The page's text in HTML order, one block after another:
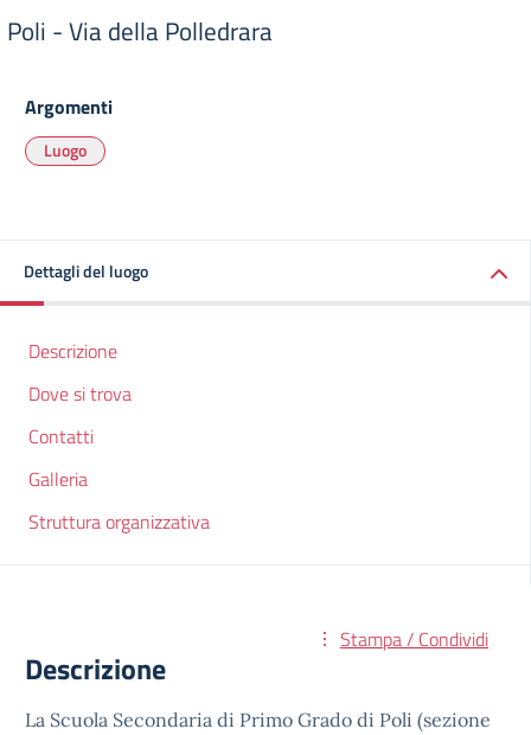
Poli - Via della Polledrara
Argomenti
Luogo
Dettagli del luogo
Descrizione
Dove si trova
Contatti
Galleria
Struttura organizzativa
Stampa / Condividi
Descrizione
La Scuola Secondaria di Primo Grado di Poli (sezione